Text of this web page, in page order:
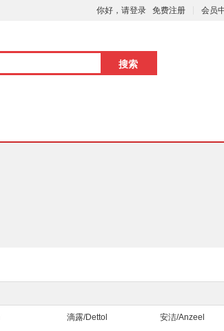
你好，请登录 免费注册 会员
滴露/Dettol 安洁/Anzeel